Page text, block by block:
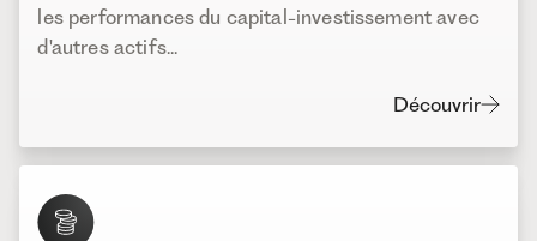
les performances du capital-investissement avec
d'autres actifs...
Découvrir